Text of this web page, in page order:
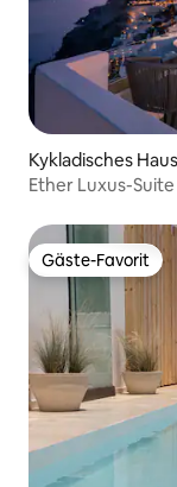
Kykladisches Haus
Ether Luxus-
Gäste-Favorit
Gäste-Favorit